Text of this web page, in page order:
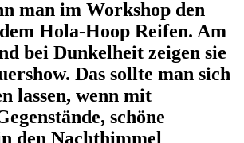
man im Workshop den
Hola-Hoop Reifen. Am
bei Dunkelheit zeigen sie
. Das sollte man sich
lassen, wenn mit
schöne
den Nachthimmel